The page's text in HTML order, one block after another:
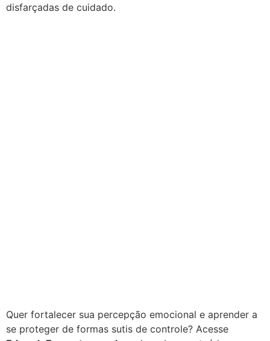
disfarçadas de cuidado.
Quer fortalecer sua percepção emocional e aprender a
se proteger de formas sutis de controle? Acesse